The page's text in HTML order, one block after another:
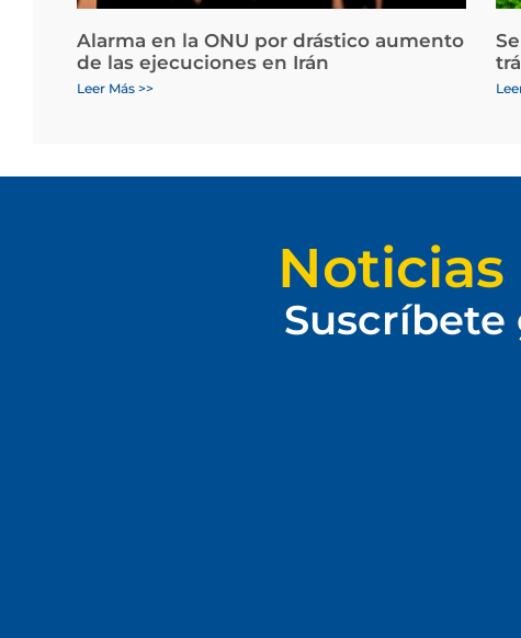
Alarma en la ONU por drástico aumento
de las ejecuciones en Irán
Leer Más >>